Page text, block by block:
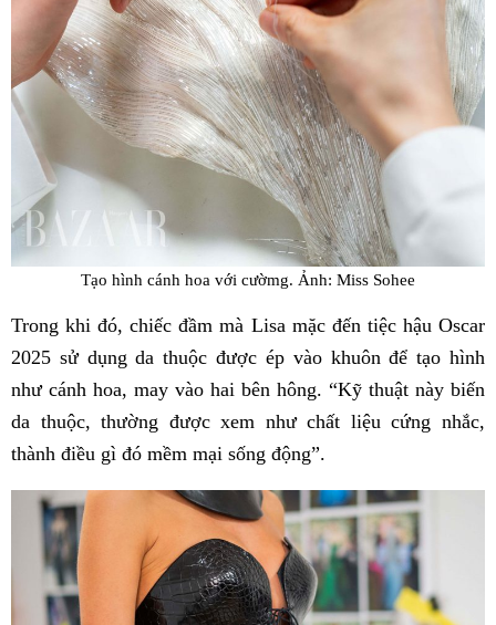
Tạo hình cánh hoa với cườmg. Ảnh: Miss Sohee
Trong khi đó, chiếc đầm mà Lisa mặc đến tiệc hậu Oscar
2025 sử dụng da thuộc được ép vào khuôn để tạo hình
như cánh hoa, may vào hai bên hông. “Kỹ thuật này biến
da thuộc, thường được xem như chất liệu cứng nhắc,
thành điều gì đó mềm mại sống động”.